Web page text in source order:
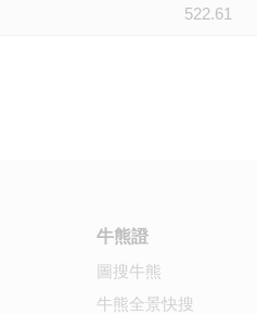
522.61
牛熊證
圖搜牛熊
牛熊全景快搜